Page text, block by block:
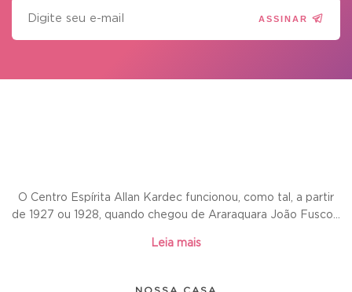
ASSINAR
O Centro Espírita Allan Kardec funcionou, como tal, a partir
de 1927 ou 1928, quando chegou de Araraquara João Fusco...
Leia mais